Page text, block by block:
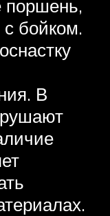
поршень,
с бойком.
В